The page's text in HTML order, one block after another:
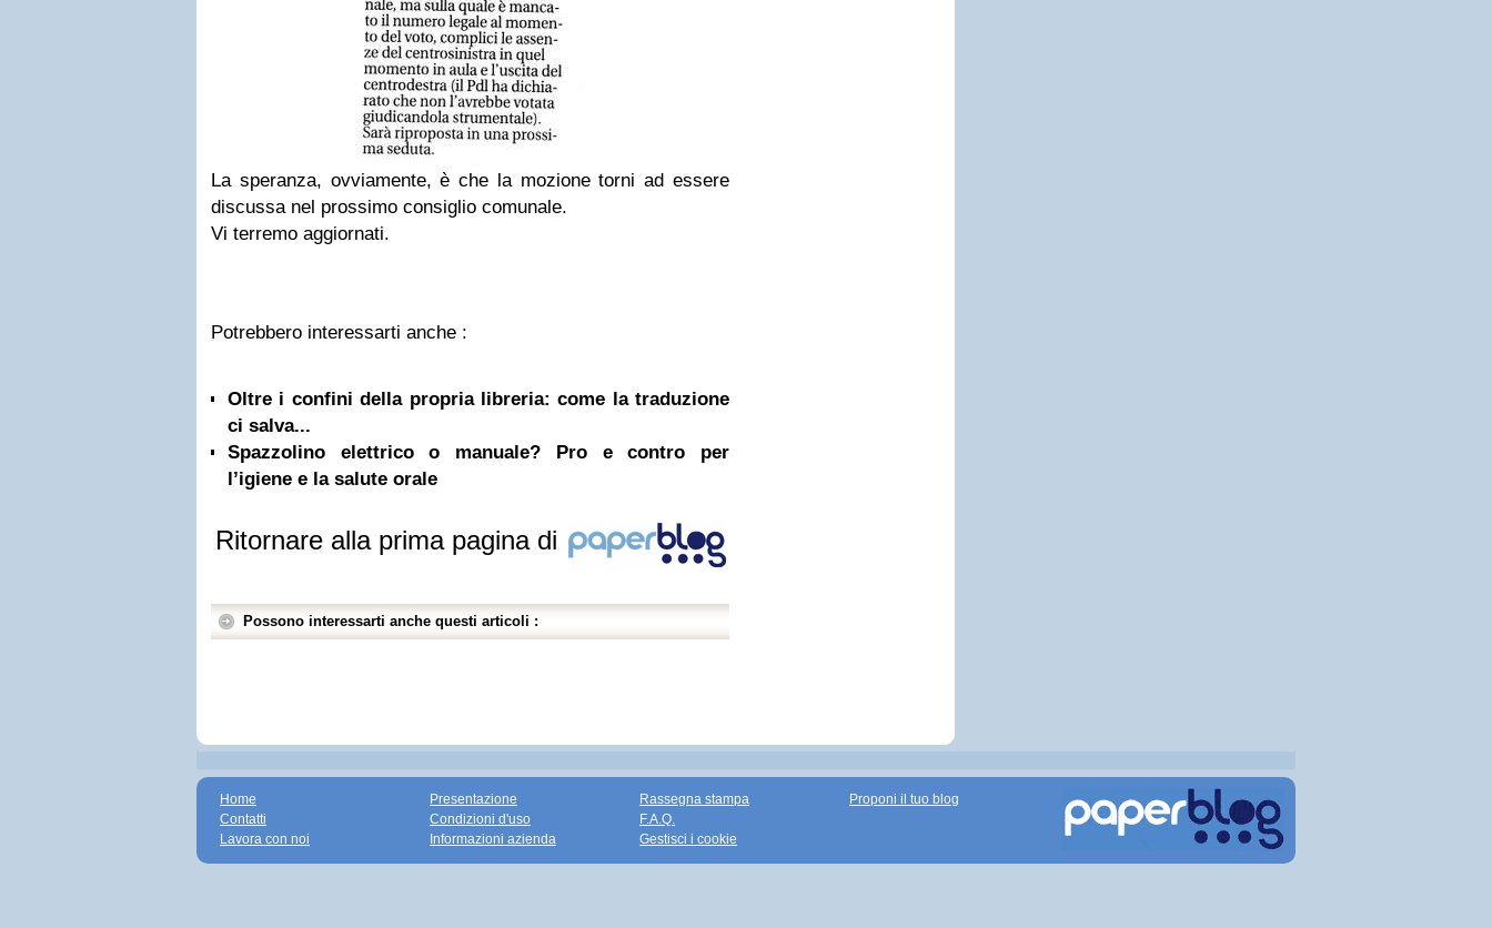
La speranza, ovviamente, è che la mozione torni ad essere
discussa nel prossimo consiglio comunale.
Vi terremo aggiornati.
Potrebbero interessarti anche :
Oltre i confini della propria libreria: come la traduzione
ci salva...
Spazzolino elettrico o manuale? Pro e contro per
l’igiene e la salute orale
Ritornare alla prima pagina di
Possono interessarti anche questi articoli :
Home
Contatti
Lavora con noi
Presentazione
Condizioni d'uso
Informazioni azienda
Rassegna stampa
F.A.Q.
Gestisci i cookie
Proponi il tuo blog